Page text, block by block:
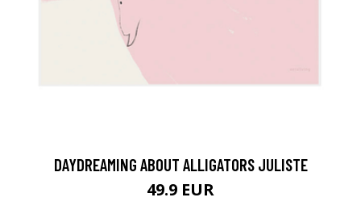
DAYDREAMING ABOUT ALLIGATORS JULISTE
49.9 EUR